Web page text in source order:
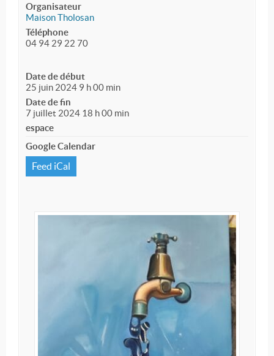
Organisateur
Maison Tholosan
Téléphone
04 94 29 22 70
Date de début
25 juin 2024 9 h 00 min
Date de fin
7 juillet 2024 18 h 00 min
espace
Google Calendar
Feed iCal